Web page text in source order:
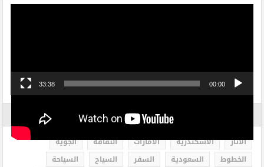
00:00
33:38
الاثار الاسكندرية الامارات الثقافة
الجوية
الخطوط
السعودية السفر السياح
السياحة